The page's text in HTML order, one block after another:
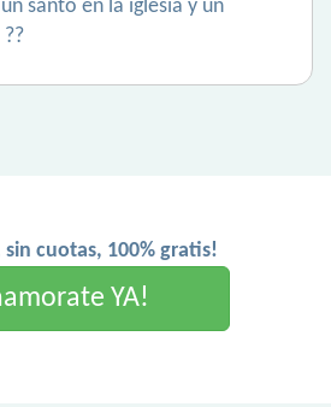
santo en la iglesia y un
sin cuotas, 100% gratis!
YA!